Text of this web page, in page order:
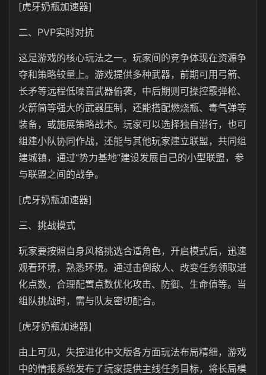
[虎牙奶瓶加速器]
二、PVP实时对抗
这是游戏的核心玩法之一。玩家间的竞争体现在资源争
夺和策略较量上。游戏提供多种武器，前期可用弓箭、
长矛等远程低噪音武器偷袭，中后期则可操控霰弹枪、
火箭筒等强大的武器压制，还能搭配燃烧瓶、毒气弹等
装备，或施展策略战术。玩家可以选择独自潜行，也可
组建小队协同作战，还能与其他玩家建立联盟，共同组
建城镇，通过“势力基地”建设发展自己的小型联盟，参
与联盟之间的战争。
[虎牙奶瓶加速器]
三、挑战模式
玩家要按照自身风格挑选合适角色，开启模式后，迅速
观看环境，熟悉环境。通过击倒敌人、改变任务领取进
化点数，合理配置点数优化攻击、防御、生命值等。当
组队挑战时，需与队友密切配合。
[虎牙奶瓶加速器]
由上可见，失控进化中文版各方面玩法布局精细，游戏
中的情报系统发布了玩家提供主线任务目标，将长局模